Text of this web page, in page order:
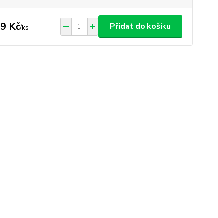
Kč/ks Přidat do košíku